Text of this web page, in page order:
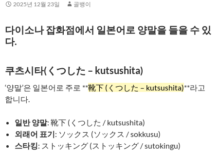
2025년 12월 23일 골뱅이
다이소나 잡화점에서 일본어로 양말을 들을 수 있
다.
쿠츠시타(くつした – kutsushita)
‘양말’은 일본어로 주로 **靴下 (くつした – kutsushita)**라고
합니다.
일반 양말: 靴下 (くつした / kutsushita)
외래어 표기: ソックス (ソックス / sokkusu)
스타킹: ストッキング (ストッキング / sutokingu)